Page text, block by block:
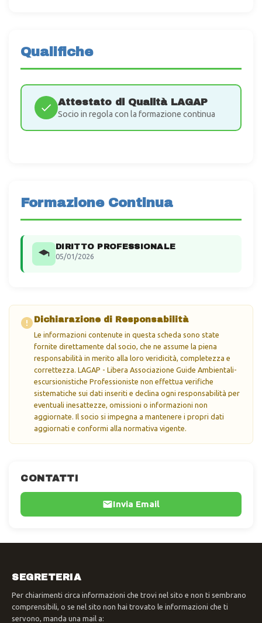
CONTATTI
Invia Email
Qualifiche
Attestato di Qualità LAGAP
Socio in regola con la formazione continua
Formazione Continua
DIRITTO PROFESSIONALE
05/01/2026
Dichiarazione di Responsabilità
Le informazioni contenute in questa scheda sono state
fornite direttamente dal socio, che ne assume la piena
responsabilità in merito alla loro veridicità, completezza e
correttezza. LAGAP - Libera Associazione Guide Ambientali-
escursionistiche Professioniste non effettua verifiche
sistematiche sui dati inseriti e declina ogni responsabilità per
eventuali inesattezze, omissioni o informazioni non
aggiornate. Il socio si impegna a mantenere i propri dati
aggiornati e conformi alla normativa vigente.
SEGRETERIA
Per chiarimenti circa informazioni che trovi nel sito e non ti sembrano
comprensibili, o se nel sito non hai trovato le informazioni che ti
servono, manda una mail a: